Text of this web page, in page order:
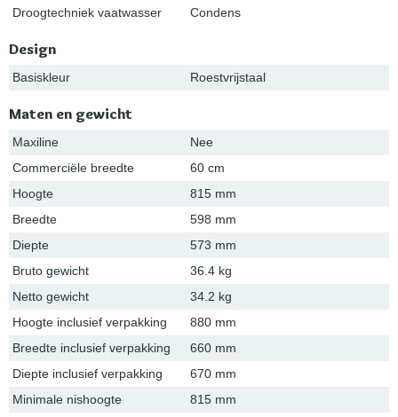
Droogtechniek vaatwasser Condens
Design
Basiskleur Roestvrijstaal
Maten en gewicht
Maxiline
Nee
Commerciële breedte
60 cm
Hoogte
815 mm
Breedte
598 mm
Diepte
573 mm
Bruto gewicht
36.4 kg
Netto gewicht
34.2 kg
Hoogte inclusief verpakking
880 mm
Breedte inclusief verpakking
660 mm
Diepte inclusief verpakking
670 mm
Minimale nishoogte
815 mm